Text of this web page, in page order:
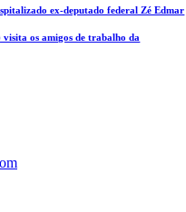
ex-deputado federal Zé Edmar
os amigos de trabalho da